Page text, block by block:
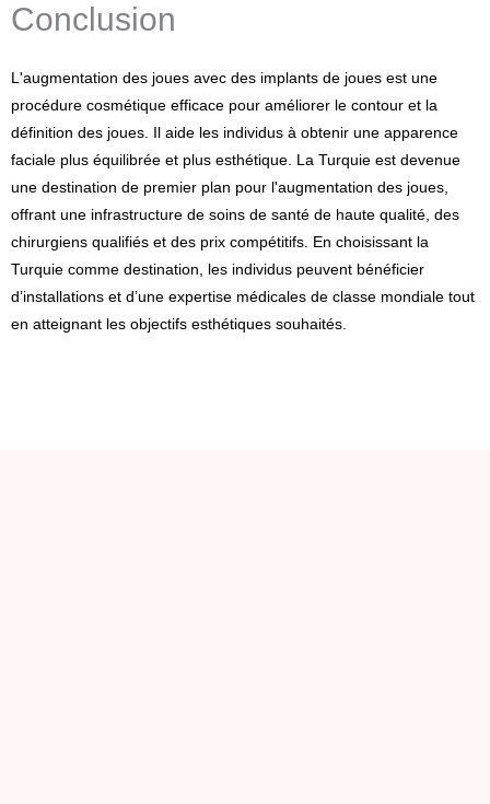
Conclusion
L'augmentation des joues avec des implants de joues est une
procédure cosmétique efficace pour améliorer le contour et la
définition des joues. Il aide les individus à obtenir une apparence
faciale plus équilibrée et plus esthétique. La Turquie est devenue
une destination de premier plan pour l'augmentation des joues,
offrant une infrastructure de soins de santé de haute qualité, des
chirurgiens qualifiés et des prix compétitifs. En choisissant la
Turquie comme destination, les individus peuvent bénéficier
d’installations et d’une expertise médicales de classe mondiale tout
en atteignant les objectifs esthétiques souhaités.